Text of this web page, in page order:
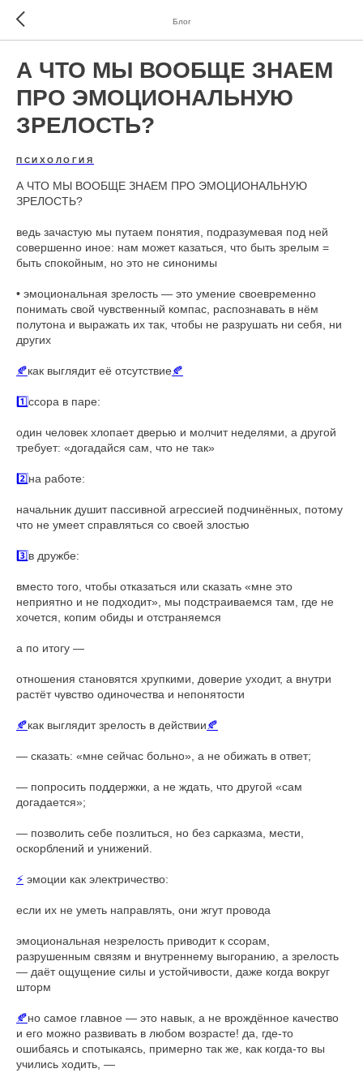
Блог
А ЧТО МЫ ВООБЩЕ ЗНАЕМ
ПРО ЭМОЦИОНАЛЬНУЮ
ЗРЕЛОСТЬ?
ПСИХОЛОГИЯ
А ЧТО МЫ ВООБЩЕ ЗНАЕМ ПРО ЭМОЦИОНАЛЬНУЮ
ЗРЕЛОСТЬ?
ведь зачастую мы путаем понятия, подразумевая под ней
совершенно иное: нам может казаться, что быть зрелым =
быть спокойным, но это не синонимы
• эмоциональная зрелость — это умение своевременно
понимать свой чувственный компас, распознавать в нём
полутона и выражать их так, чтобы не разрушать ни себя, ни
других
🍂как выглядит её отсутствие🍂
1️⃣ссора в паре:
один человек хлопает дверью и молчит неделями, а другой
требует: «догадайся сам, что не так»
2️⃣на работе:
начальник душит пассивной агрессией подчинённых, потому
что не умеет справляться со своей злостью
3️⃣в дружбе:
вместо того, чтобы отказаться или сказать «мне это
неприятно и не подходит», мы подстраиваемся там, где не
хочется, копим обиды и отстраняемся
а по итогу —
отношения становятся хрупкими, доверие уходит, а внутри
растёт чувство одиночества и непонятости
🍂как выглядит зрелость в действии🍂
— сказать: «мне сейчас больно», а не обижать в ответ;
— попросить поддержки, а не ждать, что другой «сам
догадается»;
— позволить себе позлиться, но без сарказма, мести,
оскорблений и унижений.
⚡ эмоции как электричество:
если их не уметь направлять, они жгут провода
эмоциональная незрелость приводит к ссорам,
разрушенным связям и внутреннему выгоранию, а зрелость
— даёт ощущение силы и устойчивости, даже когда вокруг
шторм
🍂но самое главное — это навык, а не врождённое качество
и его можно развивать в любом возрасте! да, где-то
ошибаясь и спотыкаясь, примерно так же, как когда-то вы
учились ходить, —